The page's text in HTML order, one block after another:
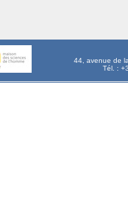
44, avenue de
Tél. :